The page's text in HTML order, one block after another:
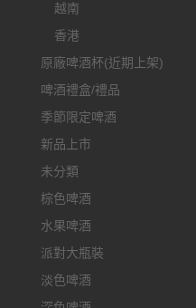
越南
香港
原廠啤酒杯(近期上架)
啤酒禮盒/禮品
季節限定啤酒
新品上市
未分類
棕色啤酒
水果啤酒
派對大瓶裝
淡色啤酒